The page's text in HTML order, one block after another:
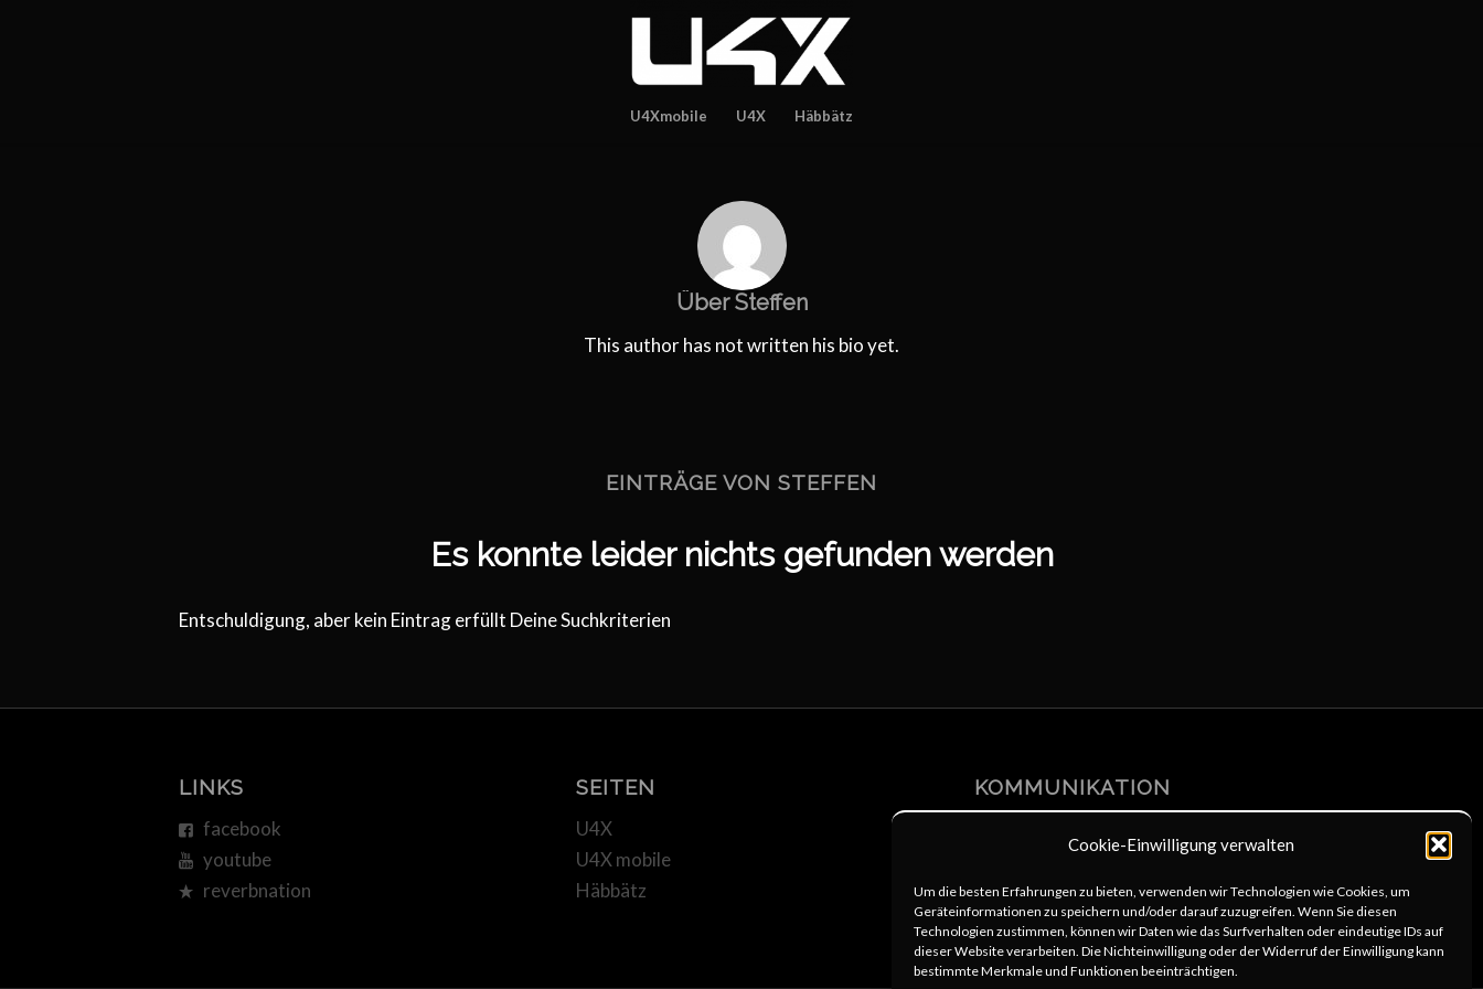
Cookie-Einwilligung verwalten
Um die besten Erfahrungen zu bieten, verwenden wir Technologien wie Cookies, um
Geräteinformationen zu speichern und/oder darauf zuzugreifen. Wenn Sie diesen
Technologien zustimmen, können wir Daten wie das Surfverhalten oder eindeutige IDs auf
dieser Website verarbeiten. Die Nichteinwilligung oder der Widerruf der Einwilligung kann
bestimmte Merkmale und Funktionen beeinträchtigen.
U4Xmobile U4X Häbbätz
ÜberSteffen
This author has not written his bio yet.
EINTRÄGE VON STEFFEN
Es konnte leider nichts gefunden werden
Entschuldigung, aber kein Eintrag erfüllt Deine Suchkriterien
LINKS
facebook
youtube
reverbnation
SEITEN
U4X
U4X mobile
Häbbätz
KOMMUNIKATION
schreib uns